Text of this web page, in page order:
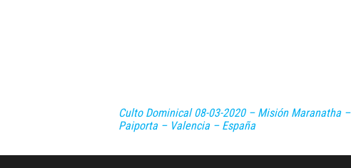
Culto Dominical 08-03-2020 – Misión Maranatha –
Paiporta – Valencia – España